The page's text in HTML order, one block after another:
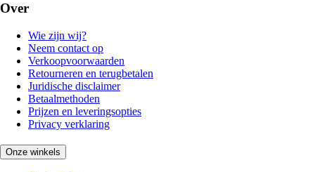
Over
Wie zijn wij?
Neem contact op
Verkoopvoorwaarden
Retourneren en terugbetalen
Juridische disclaimer
Betaalmethoden
Prijzen en leveringsopties
Privacy verklaring
Onze winkels